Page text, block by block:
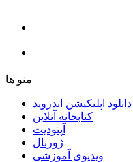
ﻣﻨﻮ ﻫﺎ
دانلود اپلیکیشن اندروید
ﮐﺘﺎﺑﺨﺎﻧﻪ ﺁﻧﻼﯾﻦ
ﺁﭘﺘﻮﺩﯾﺖ
ﮊﻭﺭﻧﺎﻝ
ویدیوی آموزشی